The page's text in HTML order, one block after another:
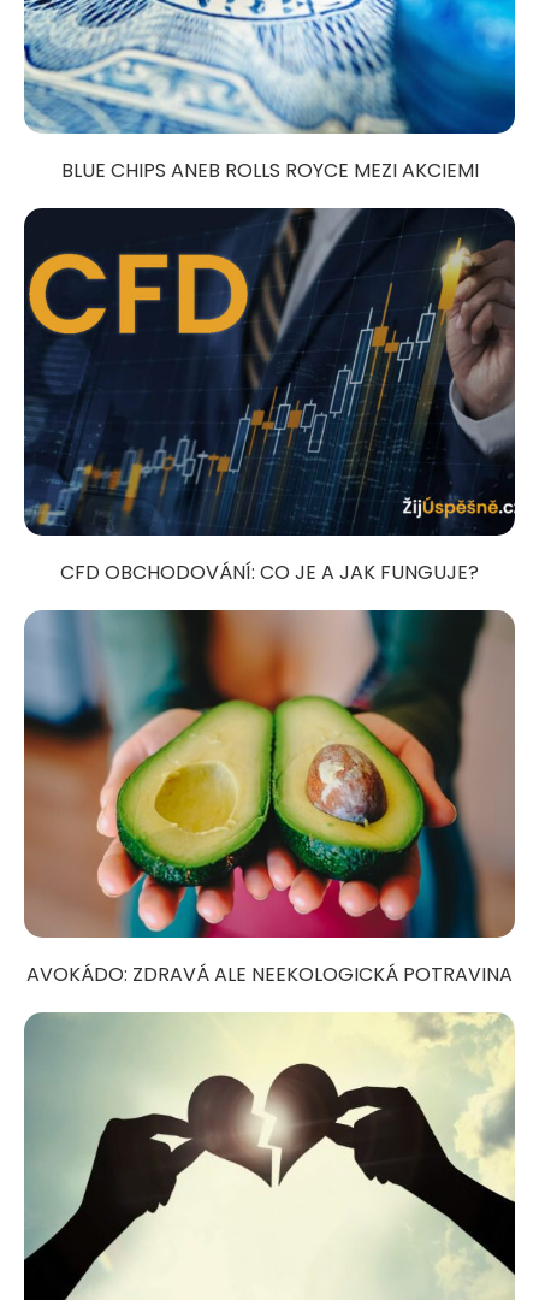
BLUE CHIPS ANEB ROLLS ROYCE MEZI AKCIEMI
CFD OBCHODOVÁNÍ: CO JE A JAK FUNGUJE?
AVOKÁDO: ZDRAVÁ ALE NEEKOLOGICKÁ POTRAVINA